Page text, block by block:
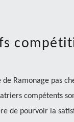
de Ramonage pas
compétents
de pourvoir la